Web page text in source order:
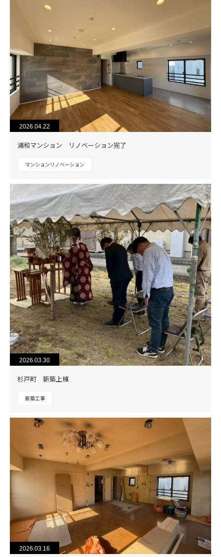
2026.04.22
浦和マンション リノベーション完了
マンションリノベーション
2026.03.30
杉戸町 新築上棟
新築工事
2026.03.16